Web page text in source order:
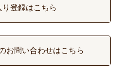
り登録はこちら
お問い合わせはこちら